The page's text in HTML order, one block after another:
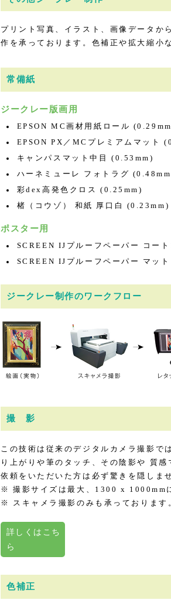
プリント写真、イラスト、画像データか
作を承っております。色補正や拡大縮小
常備紙
ジークレー版画用
EPSON MC画材用紙ロール
EPSON PX／MCプレミアムマット
キャンパスマット中目 (0.53mm)
ハーネミューレ フォトラグ
彩dex高発色クロス (0.25mm)
楮（コウゾ） 和紙 厚口白 (0.23mm)
ポスター用
SCREEN IJプルーフペーパー コー
SCREEN IJプルーフペーパー マッ
ジークレー制作のワークフロー
撮 影
この技術は従来のデジタルカメラ撮影で
り上がりや筆のタッチ、その陰影や 質
依頼をいただいた方は必ず驚きを隠しま
※ 撮影サイズは最大、1300 x 1000mm
※ スキャメラ撮影のみも承っております
詳しくはこち
ら
色補正